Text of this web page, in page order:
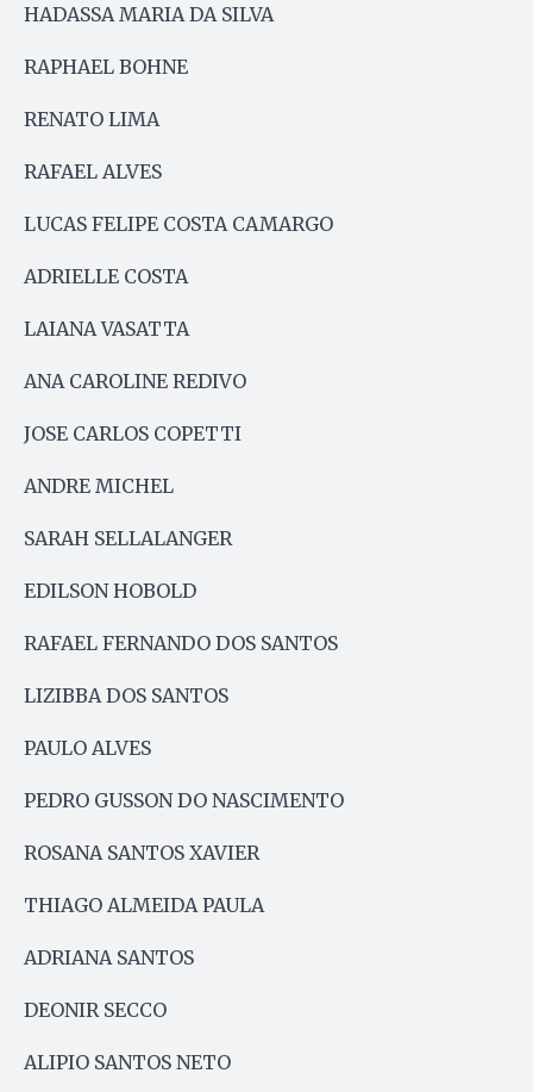
HADASSA MARIA DA SILVA
RAPHAEL BOHNE
RENATO LIMA
RAFAEL ALVES
LUCAS FELIPE COSTA CAMARGO
ADRIELLE COSTA
LAIANA VASATTA
ANA CAROLINE REDIVO
JOSE CARLOS COPETTI
ANDRE MICHEL
SARAH SELLALANGER
EDILSON HOBOLD
RAFAEL FERNANDO DOS SANTOS
LIZIBBA DOS SANTOS
PAULO ALVES
PEDRO GUSSON DO NASCIMENTO
ROSANA SANTOS XAVIER
THIAGO ALMEIDA PAULA
ADRIANA SANTOS
DEONIR SECCO
ALIPIO SANTOS NETO